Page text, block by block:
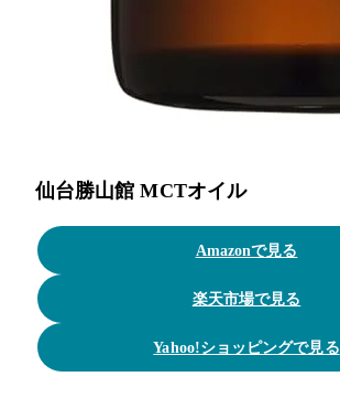
仙台勝山館 MCTオイル
Amazonで見る
楽天市場で見る
Yahoo!ショッピングで見る